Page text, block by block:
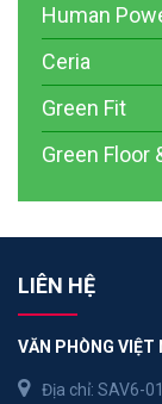
Human
Ceria
Green Fit
Green Floor
LIÊN HỆ
VĂN PHÒNG VIỆT
Địa chỉ: SAV6-